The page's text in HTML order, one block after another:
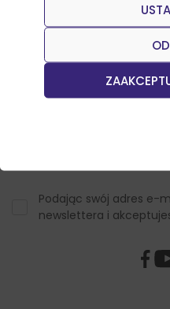
Dołącz do naszego
Otrzymuj informacje o
Podając swój adres e-
newslettera i